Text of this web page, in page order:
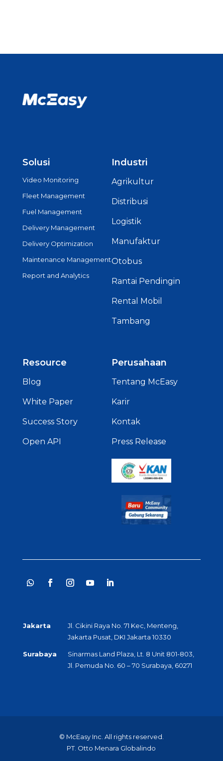
Solusi
Video Monitoring
Fleet Management
Fuel Management
Delivery Management
Delivery Optimization
Maintenance Management
Report and Analytics
Industri
Agrikultur
Distribusi
Logistik
Manufaktur
Otobus
Rantai Pendingin
Rental Mobil
Tambang
Resource
Blog
White Paper
Success Story
Open API
Perusahaan
Tentang McEasy
Karir
Kontak
Press Release
Jakarta
Jl. Cikini Raya No. 71 Kec, Menteng,
Jakarta Pusat, DKI Jakarta 10330
Surabaya
Sinarmas Land Plaza, Lt. 8 Unit 801-803,
Jl. Pemuda No. 60 – 70 Surabaya, 60271
© McEasy Inc. All rights reserved.
PT. Otto Menara Globalindo